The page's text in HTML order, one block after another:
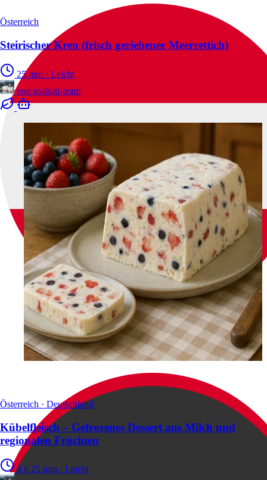
Österreich
Steirischer Kren (frisch geriebener Meerrettich)
25 min · Leicht
von malsati-team
Österreich · Deutschland
Kübelfleisch – Gefrorenes Dessert aus Milch und
regionalen Früchten
4 h 25 min · Leicht